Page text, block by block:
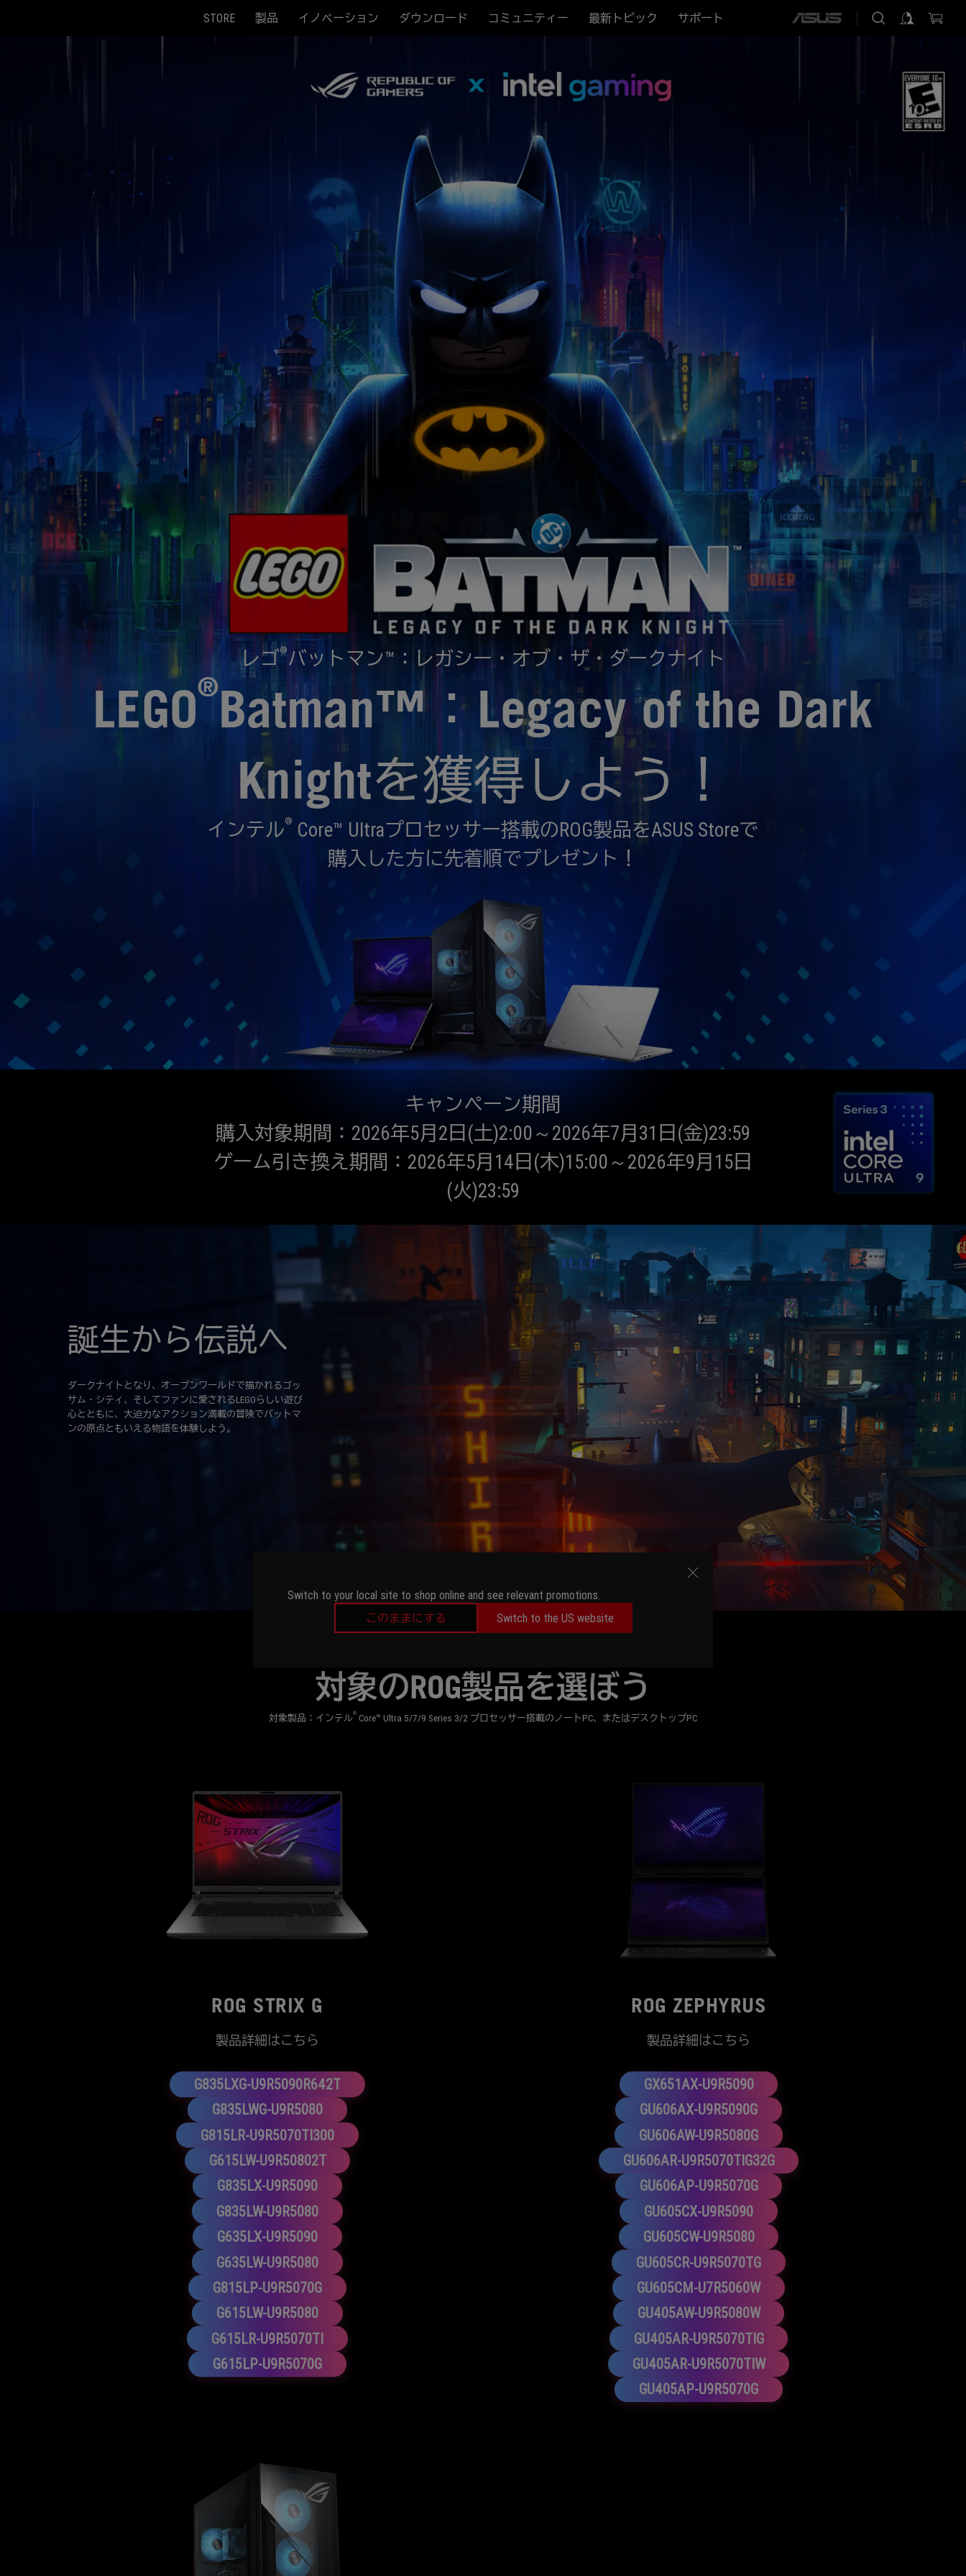
Switch to your local site to shop online and see relevant promotions.
このままにする
Switch to the US website
Accessibility links
STORE 製品 イノベーション ダウンロード コミュニティー 最新トピック サポート
ASUS
レゴ®バットマン™：レガシー・オブ・ザ・ダークナイト
LEGO®Batman™：Legacy of the Dark
Knightを獲得しよう！
インテル® Core™ Ultraプロセッサー搭載のROG製品をASUS Storeで
購入した方に先着順でプレゼント！
キャンペーン期間
購入対象期間：2026年5月2日(土)2:00～2026年7月31日(金)23:59
ゲーム引き換え期間：2026年5月14日(木)15:00～2026年9月15日
(火)23:59
誕生から伝説へ
ダークナイトとなり、オープンワールドで描かれるゴッ
サム・シティ、そしてファンに愛されるLEGOらしい遊び
心とともに、大迫力なアクション満載の冒険でバットマ
ンの原点ともいえる物語を体験しよう。
対象のROG製品を選ぼう
対象製品：インテル® Core™ Ultra 5/7/9 Series 3/2 プロセッサー搭載のノートPC、またはデスクトップPC
ROG STRIX G
製品詳細はこちら
G835LXG-U9R5090R642T
G835LWG-U9R5080
G815LR-U9R5070TI300
G615LW-U9R50802T
G835LX-U9R5090
G835LW-U9R5080
G635LX-U9R5090
G635LW-U9R5080
G815LP-U9R5070G
G615LW-U9R5080
G615LR-U9R5070TI
G615LP-U9R5070G
ROG ZEPHYRUS
製品詳細はこちら
GX651AX-U9R5090
GU606AX-U9R5090G
GU606AW-U9R5080G
GU606AR-U9R5070TIG32G
GU606AP-U9R5070G
GU605CX-U9R5090
GU605CW-U9R5080
GU605CR-U9R5070TG
GU605CM-U7R5060W
GU405AW-U9R5080W
GU405AR-U9R5070TIG
GU405AR-U9R5070TIW
GU405AP-U9R5070G